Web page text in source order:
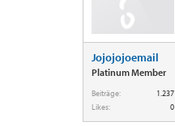
Jojojojoemail
Platinum Member
Beiträge:
1.237
Likes:
0